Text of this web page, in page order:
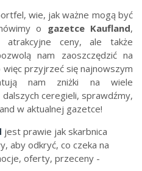
wie, jak ważne mogą być
o gazetce Kaufland,
ceny, ale także
nam zaoszczędzić na
więc przyjrzeć się najnowszym
nam zniżki na wiele
ceregieli, sprawdźmy,
w aktualnej gazetce!
jest prawie jak skarbnica
aby odkryć, co czeka na
oferty, przeceny -